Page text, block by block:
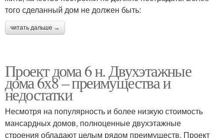
того сделанный дом не должен быть:
читать дальше →
Проект дома 6 н. Двухэтажные
дома 6х8 – преимущества и
недостатки
Несмотря на популярность и более низкую стоимость
мансардных домов, полноценные двухэтажные
строения обладают целым рядом преимуществ. Проект